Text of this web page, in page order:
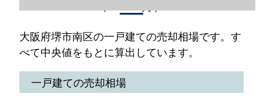
大阪府堺市南区の一戸建ての売却相場です。す
べて中央値をもとに算出しています。
一戸建ての売却相場